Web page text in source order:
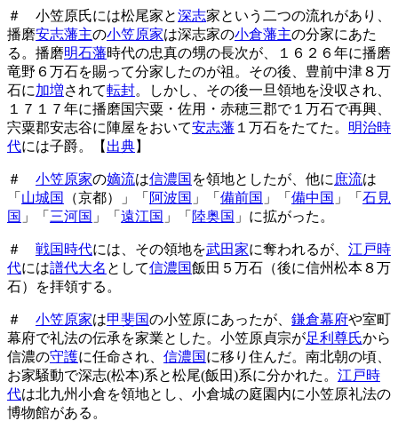
＃ 小笠原氏には松尾家と深志家という二つの流れがあり、
播磨安志藩主の小笠原家は深志家の小倉藩主の分家にあた
る。播磨明石藩時代の忠真の甥の長次が、１６２６年に播磨
竜野６万石を賜って分家したのが祖。その後、豊前中津８万
石に加増されて転封。しかし、その後一旦領地を没収され、
１７１７年に播磨国宍粟・佐用・赤穂三郡で１万石で再興、
宍粟郡安志谷に陣屋をおいて安志藩 １万石をたてた。 明治時
代には子爵。【 出典】
＃ 小笠原家の嫡流は信濃国 を領地としたが、他に 庶流は
「 山城国 （京都）」「 阿波国 」「 備前国 」「 備中国 」「 石見
国 」「 三河国 」「 遠江国 」「 陸奥国 」に拡がった。
＃ 戦国時代には、その領地を武田家に奪われるが、 江戸時
代には譜代大名 として信濃国飯田５万石（後に信州松本８万
石）を拝領する。
＃ 小笠原家は甲斐国の小笠原にあったが、 鎌倉幕府や室町
幕府で礼法の伝承を家業とした。小笠原貞宗が足利尊氏から
信濃の守護に任命され、 信濃国に移り住んだ。南北朝の頃、
お家騒動で深志(松本)系と松尾(飯田)系に分かれた。 江戸時
代は北九州小倉を領地とし、小倉城の庭園内に小笠原礼法の
博物館がある。